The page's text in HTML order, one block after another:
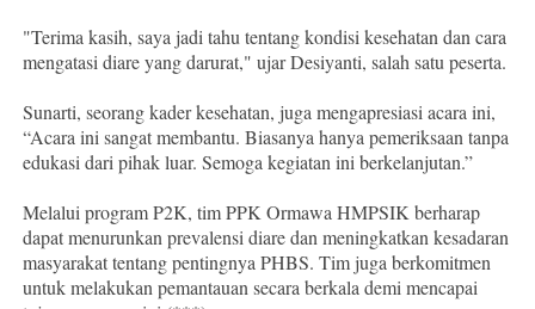
"Terima kasih, saya jadi tahu tentang kondisi kesehatan dan cara
mengatasi diare yang darurat," ujar Desiyanti, salah satu peserta.
Sunarti, seorang kader kesehatan, juga mengapresiasi acara ini,
“Acara ini sangat membantu. Biasanya hanya pemeriksaan tanpa
edukasi dari pihak luar. Semoga kegiatan ini berkelanjutan.”
Melalui program P2K, tim PPK Ormawa HMPSIK berharap
dapat menurunkan prevalensi diare dan meningkatkan kesadaran
masyarakat tentang pentingnya PHBS. Tim juga berkomitmen
untuk melakukan pemantauan secara berkala demi mencapai